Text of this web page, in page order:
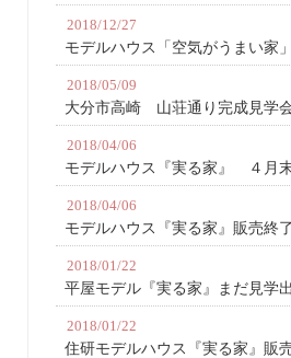
モデルハウス「空気がうまい家」
2018/12/27
大分市高崎 山荘通り完成見学
2018/05/09
モデルハウス『実る家』 ４月
2018/04/06
モデルハウス『実る家』販売終
2018/04/06
平屋モデル『実る家』まだ見学
2018/01/22
住研モデルハウス『実る家』販
2018/01/22